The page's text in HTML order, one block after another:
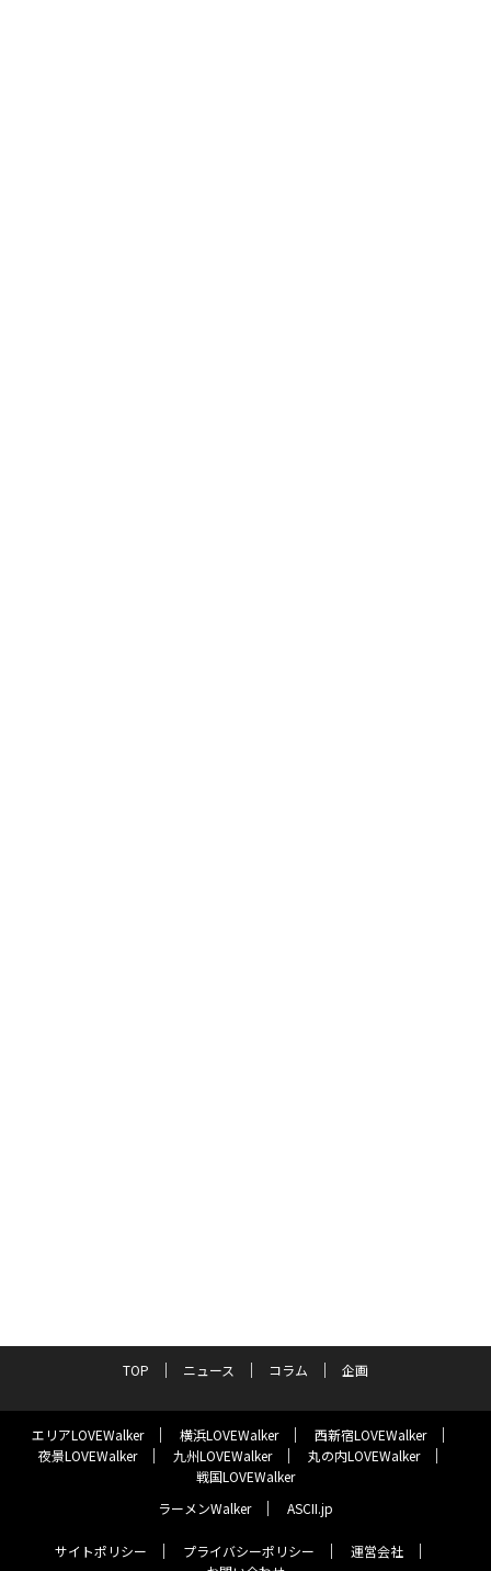
TOP ニュース コラム 企画
エリアLOVEWalker 横浜LOVEWalker
西新宿LOVEWalker
夜景LOVEWalker
九州LOVEWalker
丸の内LOVEWalker
戦国LOVEWalker
ラーメンWalker
ASCII.jp
サイトポリシー プライバシーポリシー
運営会社